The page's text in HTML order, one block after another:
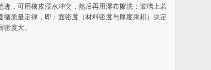
，可用橡皮浸水冲突，然后再用湿布擦洗；玻璃上若
质量定律，即：面密度（材料密度与厚度乘积）决定
度大。